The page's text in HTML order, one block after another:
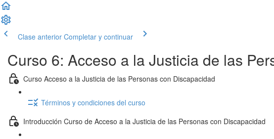
Clase anterior Completar y continuar
Curso 6: Acceso a la Justicia de las
Curso Acceso a la Justicia de las Personas con Discapacidad
Términos y condiciones del curso
Introducción Curso de Acceso a la Justicia de las Personas con Discapacidad